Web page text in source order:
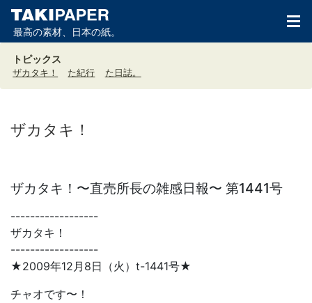
最高の素材、日本の紙。
トピックス
ザカタキ！ た紀行 た日誌。
ザカタキ！
ザカタキ！〜直売所長の雑感日報〜 第1441号
------------------
ザカタキ！
------------------
★2009年12月8日（火）t-1441号★
チャオです〜！